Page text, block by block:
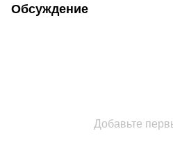
Обсуждение
Добавьте